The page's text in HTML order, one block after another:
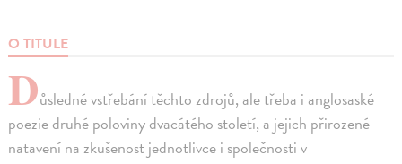
O TITULE
Důsledné vstřebání těchto zdrojů, ale třeba i anglosaské
poezie druhé poloviny dvacátého století, a jejich přirozené
natavení na zkušenost jednotlivce i společnosti v